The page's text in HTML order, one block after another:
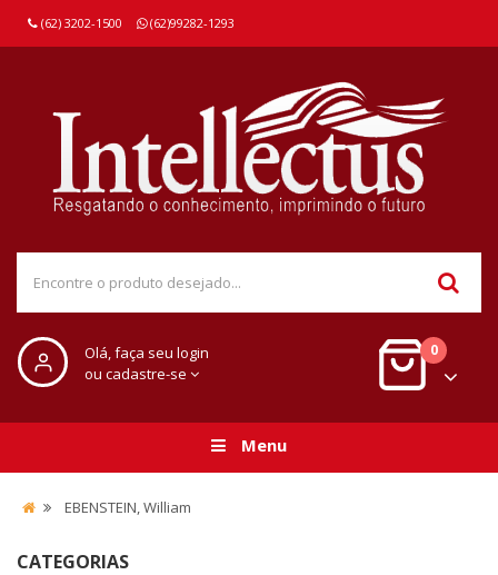
(62) 3202-1500 (62)99282-1293
Olá, faça seu login
ou cadastre-se
0
Menu
EBENSTEIN, William
CATEGORIAS